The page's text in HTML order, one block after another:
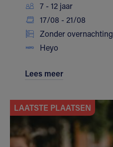
7 - 12 jaar
17/08 - 21/08
Zonder overnachting
Heyo
Lees meer
LAATSTE PLAATSEN